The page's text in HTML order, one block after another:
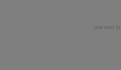
powered by